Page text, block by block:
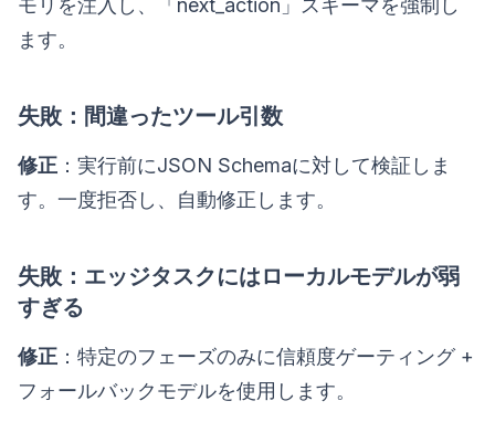
モリを注入し、「next_action」スキーマを強制し
ます。
失敗：間違ったツール引数
修正 ：実行前にJSON Schemaに対して検証しま
す。一度拒否し、自動修正します。
失敗：エッジタスクにはローカルモデルが弱
すぎる
修正 ：特定のフェーズのみに信頼度ゲーティング +
フォールバックモデルを使用します。